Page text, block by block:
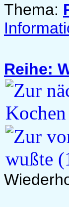
Thema:
Reihe: